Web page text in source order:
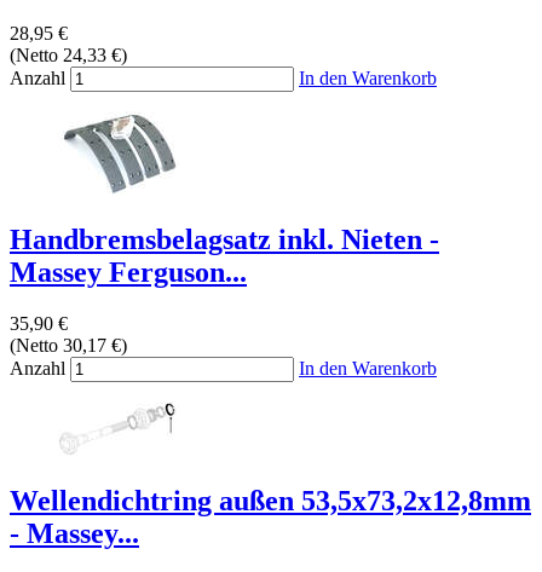
28,95 €
(Netto 24,33 €)
Anzahl
In den Warenkorb
Handbremsbelagsatz inkl. Nieten -
Massey Ferguson...
35,90 €
(Netto 30,17 €)
Anzahl
In den Warenkorb
Wellendichtring außen 53,5x73,2x12,8mm
- Massey...